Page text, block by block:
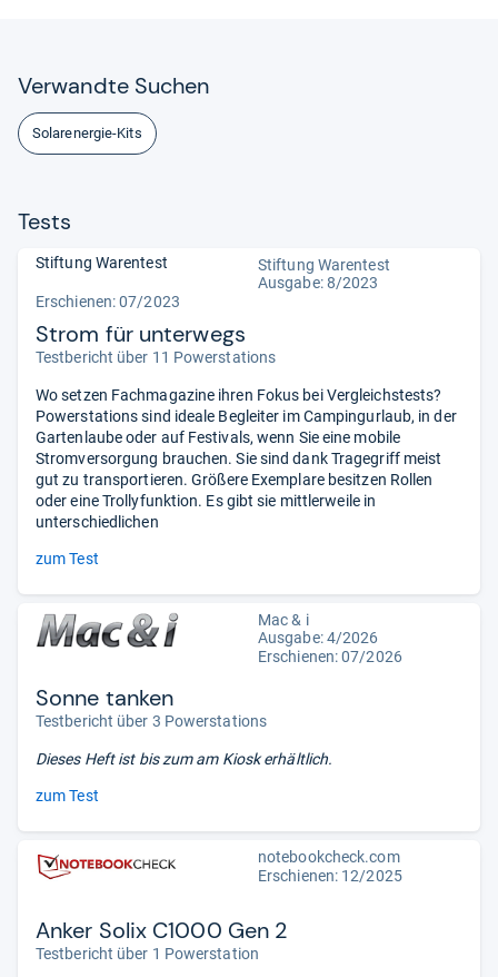
Ver­wandte Suchen
Solarenergie-Kits
Tests
Stiftung Warentest
Stiftung Warentest
Ausgabe: 8/2023
Erschienen: 07/2023
Strom für unterwegs
Testbericht über 11 Powerstations
Wo setzen Fachmagazine ihren Fokus bei Vergleichstests?
Powerstations sind ideale Begleiter im Campingurlaub, in der
Gartenlaube oder auf Festivals, wenn Sie eine mobile
Stromversorgung brauchen. Sie sind dank Tragegriff meist
gut zu transportieren. Größere Exemplare besitzen Rollen
oder eine Trollyfunktion. Es gibt sie mittlerweile in
unterschiedlichen
zum Test
Mac & i
Ausgabe: 4/2026
Erschienen:07/2026
Sonne tanken
Testbericht über 3 Powerstations
Dieses Heft ist bis zumam Kiosk erhältlich.
zum Test
notebookcheck.com
Erschienen: 12/2025
Anker Solix C1000 Gen 2
Testbericht über 1 Powerstation